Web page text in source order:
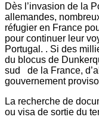
Dès l’invasion de la
allemandes,
réfugier en France
pour continuer leur
Portugal. . Si des
du blocus de
sud de la France,
gouvernement
La recherche de
ou visa de sortie du